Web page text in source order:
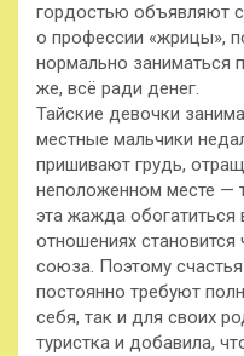
гордостью объявляют
о профессии «жрицы»,
нормально
же, всё ради денег.
Тайские девочки
местные мальчики
пришивают грудь,
неположенном месте —
эта жажда обогатиться
отношениях становится
союза. Поэтому
постоянно требуют
себя, так и для своих
туристка и добавила,